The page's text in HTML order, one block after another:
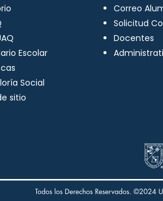
Escolar
Social
sitio
Correo
Solicitud
Docentes